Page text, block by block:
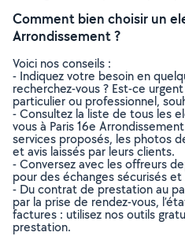
Comment bien choisir un
Arrondissement ?
Voici nos conseils :
- Indiquez votre besoin en
recherchez-vous ? Est-ce
particulier ou professionnel,
- Consultez la liste de tous les
vous à Paris 16e
services proposés, les photos
et avis laissés par leurs clients.
- Conversez avec les offreurs
pour des échanges sécurisés
- Du contrat de prestation au
par la prise de rendez-vous,
factures : utilisez nos outils
prestation.